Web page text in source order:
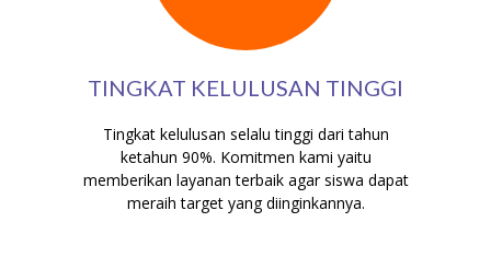
TINGKAT KELULUSAN TINGGI
Tingkat kelulusan selalu tinggi dari tahun
ketahun 90%. Komitmen kami yaitu
memberikan layanan terbaik agar siswa dapat
meraih target yang diinginkannya.